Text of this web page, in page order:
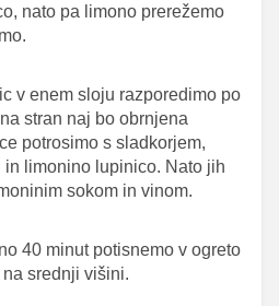
nato pa limono prerežemo
v enem sloju razporedimo po
stran naj bo obrnjena
potrosimo s sladkorjem,
limonino lupinico. Nato jih
sokom in vinom.
40 minut potisnemo v ogreto
srednji višini.